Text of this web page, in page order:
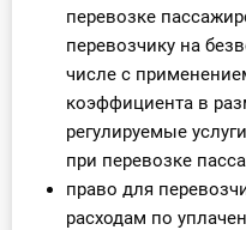
перевозке
перевозчику на
числе с
коэффициента в
регулируемые
при перевозке
право для
расходам по